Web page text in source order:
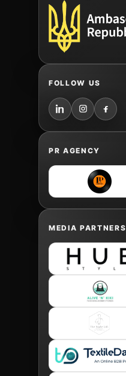
FOLLOW US
PR AGENCY
MEDIA PARTNERS